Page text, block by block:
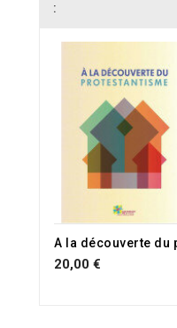
:
20,00 €